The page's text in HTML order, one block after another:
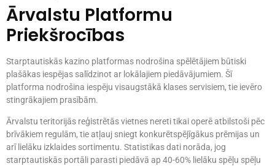
Ārvalstu Platformu
Priekšrocības
Starptautiskās kazino platformas nodrošina spēlētājiem būtiski
plašākas iespējas salīdzinot ar lokālajiem piedāvājumiem. Šī
platforma nodrošina iespēju visaugstākā klases servisiem, tie ievēro
stingrākajiem prasībām.
Ārvalstu teritorijās reģistrētās vietnes nereti tikai operē atbilstoši pēc
brīvākiem regulām, tie atļauj sniegt konkurētspējīgākus prēmijas un
arī lielāku izklaides sortimentu. Statistikas dati norāda, jog
starptautiskās portāli parasti piedāvā ap 40-60% lielāku spēļu spēļu